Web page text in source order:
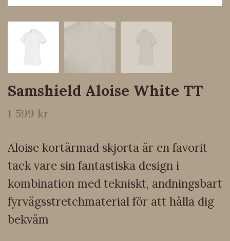
Samshield Aloise White TT
1 599 kr
Aloise kortärmad skjorta är en favorit
tack vare sin fantastiska design i
kombination med tekniskt, andningsbart
fyrvägsstretchmaterial för att hålla dig
bekväm